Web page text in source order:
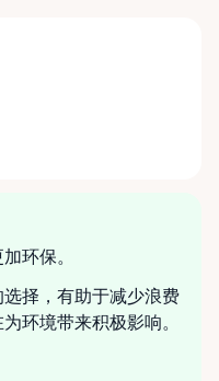
环保。
择，有助于减少浪费
环境带来积极影响。